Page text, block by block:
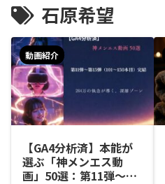
石原希望
動画紹介
【GA4分析済】本能が
選ぶ「神メンエス動
画」50選：第11弾〜第